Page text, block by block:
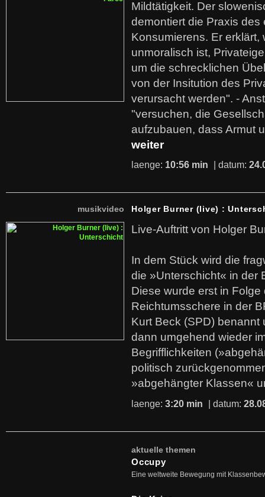
Mildtätigkeit. Der
demontiert die Praxis des
Konsumierens. Er erklärt,
unmoralisch ist,
um die schrecklichen
von der Insitution des
verursacht werden". -
"versuchen, die
aufzubauen, dass Armut
weiter
laenge: 10:56 min | datum:
musikvideo Holger Burner (live) :
Live-Auftritt von Holger
In dem Stück wird die
die »Unterschicht« in der
Diese wurde erst in
Reichtumsschere in der
Kurt Beck (SPD)
dann umgehend wieder
Begrifflichkeiten
politisch
»abgehängter Klassen«
laenge: 3:20 min | datum:
aktuelle themen
Occupy
Eine weltweite Bewegung mit